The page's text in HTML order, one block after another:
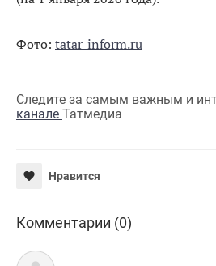
Фото: tatar-inform.ru
Следите за самым важным и
канале Татмедиа
Нравится
Комментарии (0)